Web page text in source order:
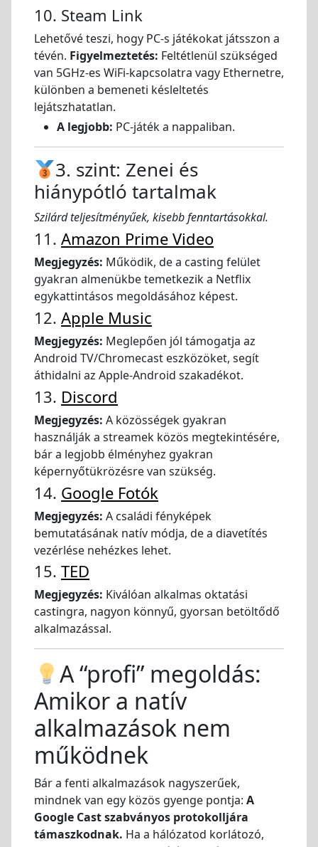
10. Steam Link
Lehetővé teszi, hogy PC-s játékokat játsszon a
tévén. Figyelmeztetés: Feltétlenül szükséged
van 5GHz-es WiFi-kapcsolatra vagy Ethernetre,
különben a bemeneti késleltetés
lejátszhatatlan.
A legjobb: PC-játék a nappaliban.
3. szint: Zenei és
hiánypótló tartalmak
Szilárd teljesítményűek, kisebb fenntartásokkal.
11. Amazon Prime Video
Megjegyzés: Működik, de a casting felület
gyakran almenükbe temetkezik a Netflix
egykattintásos megoldásához képest.
12. Apple Music
Megjegyzés: Meglepően jól támogatja az
Android TV/Chromecast eszközöket, segít
áthidalni az Apple-Android szakadékot.
13. Discord
Megjegyzés: A közösségek gyakran
használják a streamek közös megtekintésére,
bár a legjobb élményhez gyakran
képernyőtükrözésre van szükség.
14. Google Fotók
Megjegyzés: A családi fényképek
bemutatásának natív módja, de a diavetítés
vezérlése nehézkes lehet.
15. TED
Megjegyzés: Kiválóan alkalmas oktatási
castingra, nagyon könnyű, gyorsan betöltődő
alkalmazással.
A “profi” megoldás:
Amikor a natív
alkalmazások nem
működnek
Bár a fenti alkalmazások nagyszerűek,
mindnek van egy közös gyenge pontja: A
Google Cast szabványos protokolljára
támaszkodnak. Ha a hálózatod korlátozó,